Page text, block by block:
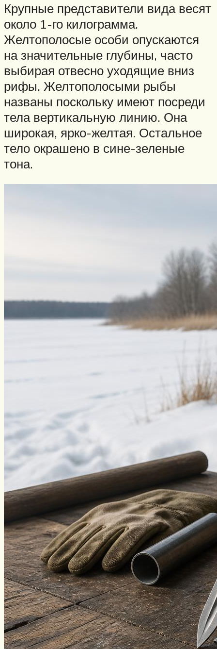
Крупные представители вида весят
около 1-го килограмма.
Желтополосые особи опускаются
на значительные глубины, часто
выбирая отвесно уходящие вниз
рифы. Желтополосыми рыбы
названы поскольку имеют посреди
тела вертикальную линию. Она
широкая, ярко-желтая. Остальное
тело окрашено в сине-зеленые
тона.